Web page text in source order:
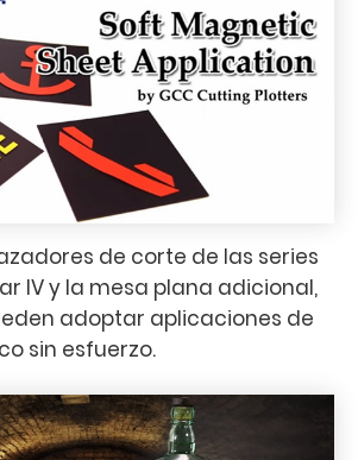
de corte de las series
IV y la mesa plana adicional,
adoptar aplicaciones de
sin esfuerzo.